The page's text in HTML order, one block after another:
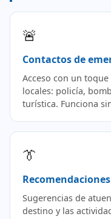
🚨
Contactos de
Acceso con un
locales: policía,
turística. Funciona
👔
Sugerencias de
destino y las